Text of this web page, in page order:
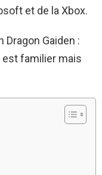
et de la Xbox.
Dragon Gaiden :
est familier mais